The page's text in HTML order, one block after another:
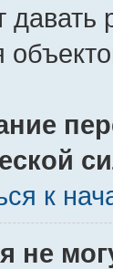
давать
к
не